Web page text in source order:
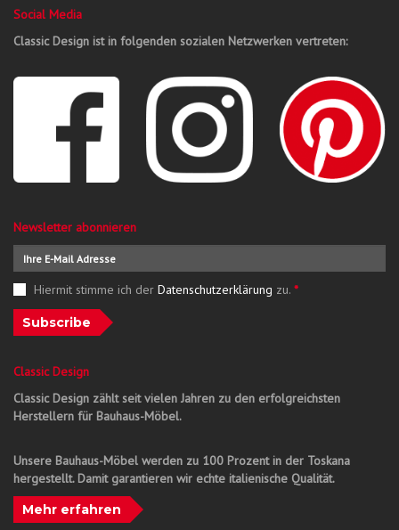
Social Media
Classic Design ist in folgenden sozialen Netzwerken vertreten:
Newsletter abonnieren
Hiermit stimme ich der Datenschutzerklärung zu. *
Subscribe
Classic Design
Classic Design zählt seit vielen Jahren zu den erfolgreichsten
Herstellern für Bauhaus-Möbel.
Unsere Bauhaus-Möbel werden zu 100 Prozent in der Toskana
hergestellt. Damit garantieren wir echte italienische Qualität.
Mehr erfahren